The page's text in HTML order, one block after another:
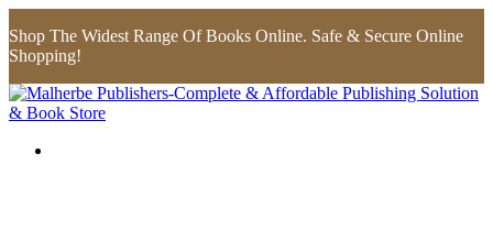
Shop The Widest Range Of Books Online. Safe & Secure Online
Shopping!